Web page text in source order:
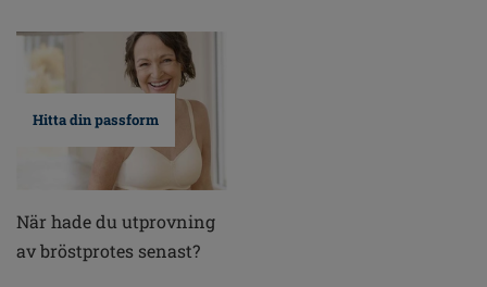
Hitta din passform
När hade du utprovning
av bröstprotes senast?